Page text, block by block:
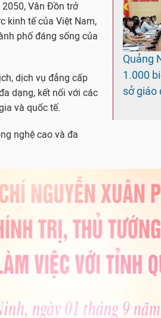
Quảng
1.000
sở giáo
Vân Đồn trở
kinh tế của Việt Nam,
phố đáng sống của
dịch vụ đẳng cấp
dạng, kết nối với các
và quốc tế.
nghệ cao và đa